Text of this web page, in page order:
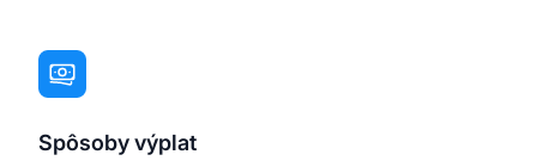
Spôsoby výplat